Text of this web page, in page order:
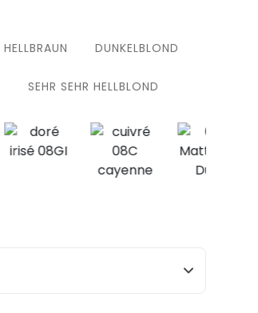
HELLBRAUN DUNKELBLOND
SEHR SEHR HELLBLOND